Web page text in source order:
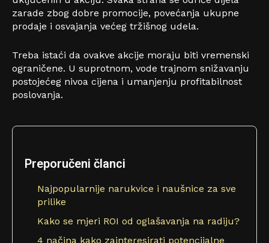
zarade zbog dobre promocije, povećanja ukupne
prodaje i osvajanja većeg tržišnog udela.
Treba istaći da ovakve akcije moraju biti vremenski
ograničene. U suprotnom, vode trajnom snižavanju
postojećeg nivoa cijena i umanjenju profitabilnost
poslovanja.
Preporučeni članci
Najpopularnije narukvice i naušnice za sve
prilike
Kako se mjeri ROI od oglašavanja na radiju?
4 načina kako zainteresirati potencijalne